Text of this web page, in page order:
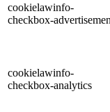
cookielawinfo-
checkbox-
cookielawinfo-
checkbox-analytics